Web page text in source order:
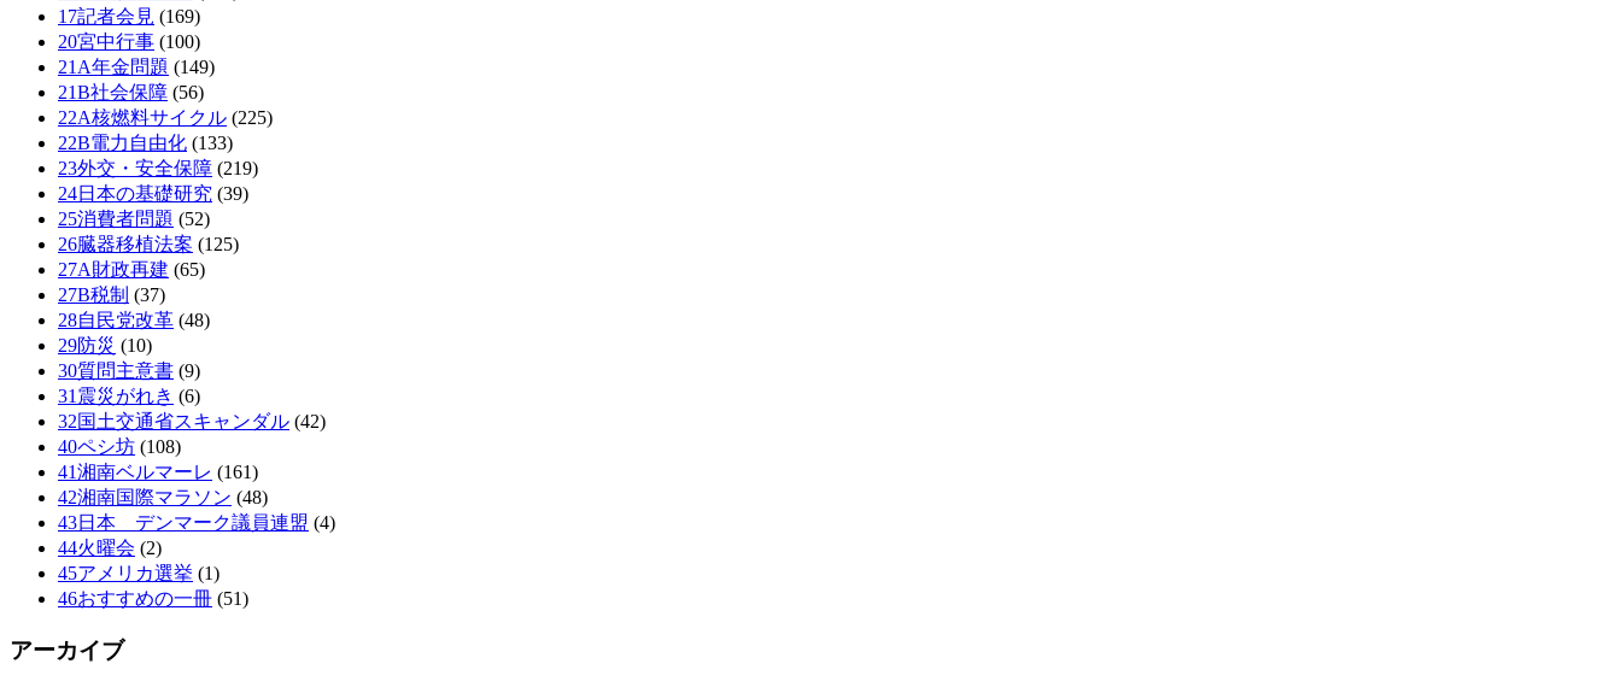
17記者会見 (169)
20宮中行事 (100)
21A年金問題 (149)
21B社会保障 (56)
22A核燃料サイクル (225)
22B電力自由化 (133)
23外交・安全保障 (219)
24日本の基礎研究 (39)
25消費者問題 (52)
26臓器移植法案 (125)
27A財政再建 (65)
27B税制 (37)
28自民党改革 (48)
29防災 (10)
30質問主意書 (9)
31震災がれき (6)
32国土交通省スキャンダル (42)
40ペシ坊 (108)
41湘南ベルマーレ (161)
42湘南国際マラソン (48)
43日本 デンマーク議員連盟 (4)
44火曜会 (2)
45アメリカ選挙 (1)
46おすすめの一冊 (51)
アーカイブ